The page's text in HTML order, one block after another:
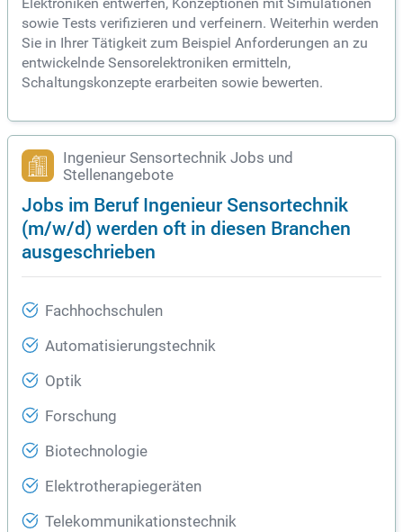
Elektroniken entwerfen, Konzeptionen mit Simulationen
sowie Tests verifizieren und verfeinern. Weiterhin werden
Sie in Ihrer Tätigkeit zum Beispiel Anforderungen an zu
entwickelnde Sensorelektroniken ermitteln,
Schaltungskonzepte erarbeiten sowie bewerten.
Ingenieur Sensortechnik Jobs und
Stellenangebote
Jobs im Beruf Ingenieur Sensortechnik
(m/w/d) werden oft in diesen Branchen
ausgeschrieben
Fachhochschulen
Automatisierungstechnik
Optik
Forschung
Biotechnologie
Elektrotherapiegeräten
Telekommunikationstechnik